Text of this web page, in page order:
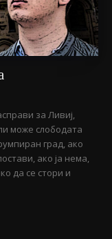
за Ливиј,
може слободата
град, ако
ако ја нема,
да се стори и